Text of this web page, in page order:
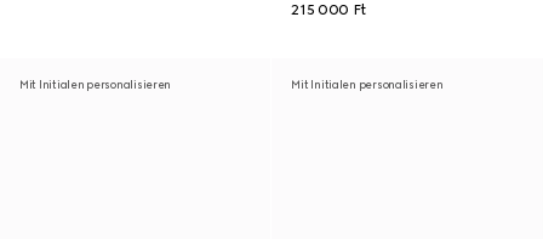
215 000 Ft
Mit Initialen personalisieren Mit Initialen personalisieren